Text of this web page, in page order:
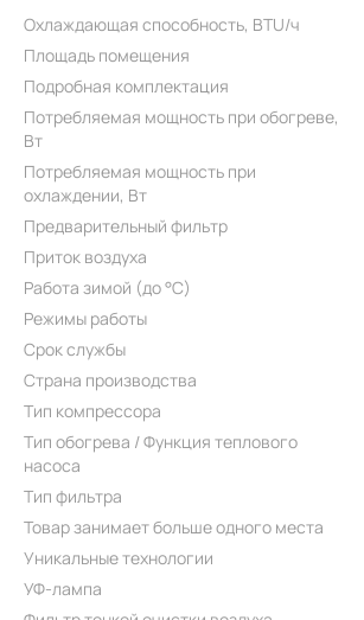
Охлаждающая способность, BTU/ч
Площадь помещения
Подробная комплектация
Потребляемая мощность при обогреве,
Вт
Потребляемая мощность при
охлаждении, Вт
Предварительный фильтр
Приток воздуха
Работа зимой (до °C)
Режимы работы
Срок службы
Страна производства
Тип компрессора
Тип обогрева / Функция теплового
насоса
Тип фильтра
Товар занимает больше одного места
Уникальные технологии
УФ-лампа